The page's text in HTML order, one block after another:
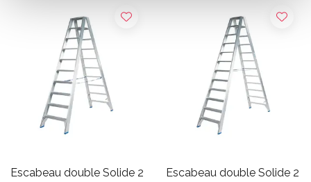
Escabeau double Solide 2
Escabeau double Solide 2